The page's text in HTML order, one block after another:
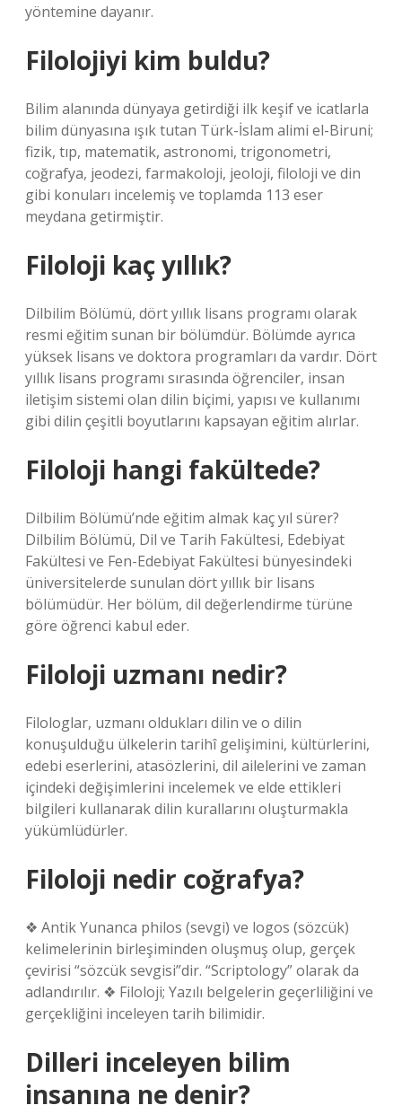
yöntemine dayanır.
Filolojiyi kim buldu?
Bilim alanında dünyaya getirdiği ilk keşif ve icatlarla
bilim dünyasına ışık tutan Türk-İslam alimi el-Biruni;
fizik, tıp, matematik, astronomi, trigonometri,
coğrafya, jeodezi, farmakoloji, jeoloji, filoloji ve din
gibi konuları incelemiş ve toplamda 113 eser
meydana getirmiştir.
Filoloji kaç yıllık?
Dilbilim Bölümü, dört yıllık lisans programı olarak
resmi eğitim sunan bir bölümdür. Bölümde ayrıca
yüksek lisans ve doktora programları da vardır. Dört
yıllık lisans programı sırasında öğrenciler, insan
iletişim sistemi olan dilin biçimi, yapısı ve kullanımı
gibi dilin çeşitli boyutlarını kapsayan eğitim alırlar.
Filoloji hangi fakültede?
Dilbilim Bölümü’nde eğitim almak kaç yıl sürer?
Dilbilim Bölümü, Dil ve Tarih Fakültesi, Edebiyat
Fakültesi ve Fen-Edebiyat Fakültesi bünyesindeki
üniversitelerde sunulan dört yıllık bir lisans
bölümüdür. Her bölüm, dil değerlendirme türüne
göre öğrenci kabul eder.
Filoloji uzmanı nedir?
Filologlar, uzmanı oldukları dilin ve o dilin
konuşulduğu ülkelerin tarihî gelişimini, kültürlerini,
edebi eserlerini, atasözlerini, dil ailelerini ve zaman
içindeki değişimlerini incelemek ve elde ettikleri
bilgileri kullanarak dilin kurallarını oluşturmakla
yükümlüdürler.
Filoloji nedir coğrafya?
❖ Antik Yunanca philos (sevgi) ve logos (sözcük)
kelimelerinin birleşiminden oluşmuş olup, gerçek
çevirisi “sözcük sevgisi”dir. “Scriptology” olarak da
adlandırılır. ❖ Filoloji; Yazılı belgelerin geçerliliğini ve
gerçekliğini inceleyen tarih bilimidir.
Dilleri inceleyen bilim
insanına ne denir?